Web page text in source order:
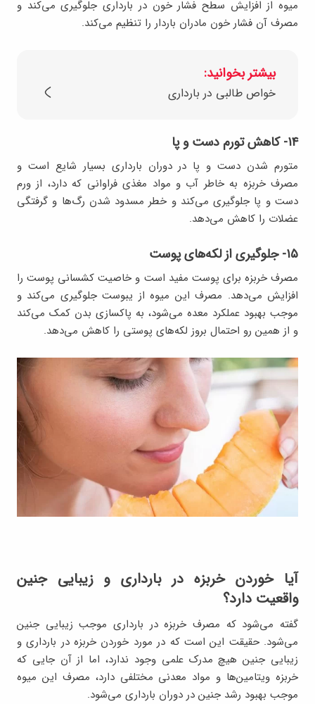
میوه از افزایش سطح فشار خون در بارداری جلوگیری می‌کند و
مصرف آن فشار خون مادران باردار را تنظیم می‌کند.
بیشتر بخوانید:
خواص طالبی در بارداری
۱۴- کاهش تورم دست و پا
متورم شدن دست و پا در دوران بارداری بسیار شایع است و
مصرف خربزه به خاطر آب و مواد مغذی فراوانی که دارد، از ورم
دست و پا جلوگیری می‌کند و خطر مسدود شدن رگ‌ها و گرفتگی
عضلات را کاهش می‌دهد.
۱۵- جلوگیری از لکه‌های پوست
مصرف خربزه برای پوست مفید است و خاصیت کشسانی پوست را
افزایش می‌دهد. مصرف این میوه از یبوست جلوگیری می‌کند و
موجب بهبود عملکرد معده می‌شود، به پاکسازی بدن کمک می‌کند
و از همین رو احتمال بروز لکه‌های پوستی را کاهش می‌دهد.
آیا خوردن خربزه در بارداری و زیبایی جنین
واقعیت دارد؟
گفته می‌شود که مصرف خربزه در بارداری موجب زیبایی جنین
می‌شود. حقیقت این است که در مورد خوردن خربزه در بارداری و
زیبایی جنین هیچ مدرک علمی وجود ندارد، اما از آن جایی که
خربزه ویتامین‌ها و مواد معدنی مختلفی دارد، مصرف این میوه
موجب بهبود رشد جنین در دوران بارداری می‌شود.